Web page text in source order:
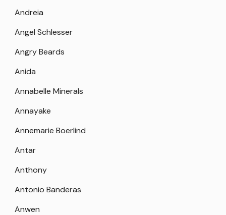
Andreia
Angel Schlesser
Angry Beards
Anida
Annabelle Minerals
Annayake
Annemarie Boerlind
Antar
Anthony
Antonio Banderas
Anwen